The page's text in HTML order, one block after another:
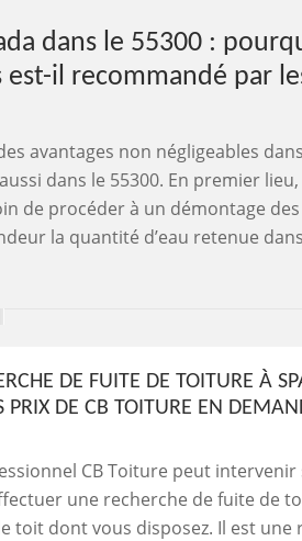
dans le 55300 :
il recommandé par
avantages non négligeables
dans le 55300. En premier
de procéder à un démontage des
la quantité d’eau retenue
DE FUITE DE TOITURE À
PRIX DE CB TOITURE EN
CB Toiture peut
une recherche de fuite de
toit dont vous disposez. Il est une